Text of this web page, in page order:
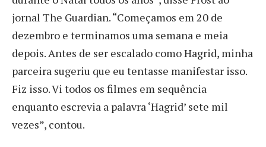
jornal The Guardian. “Começamos em 20 de
dezembro e terminamos uma semana e meia
depois. Antes de ser escalado como Hagrid, minha
parceira sugeriu que eu tentasse manifestar isso.
Fiz isso. Vi todos os filmes em sequência
enquanto escrevia a palavra ‘Hagrid’ sete mil
vezes”, contou.